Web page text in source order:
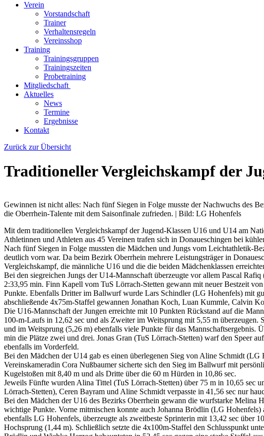
Verein
Vorstandschaft
Trainer
Verhaltensregeln
Vereinsshop
Training
Trainingsgruppen
Trainingszeiten
Probetraining
Mitgliedschaft
Aktuelles
News
Termine
Ergebnisse
Kontakt
Zurück zur Übersicht
Traditioneller Vergleichskampf der
Gewinnen ist nicht alles: Nach fünf Siegen in Folge musste der Nachwuchs des
die Oberrhein-Talente mit dem Saisonfinale zufrieden. | Bild: LG Hohenfels
Mit dem traditionellen Vergleichskampf der Jugend-Klassen U16 und U14 am
Athletinnen und Athleten aus 45 Vereinen trafen sich in Donaueschingen bei
Nach fünf Siegen in Folge mussten die Mädchen und Jungs vom Leichtathletik-
deutlich vorn war. Da beim Bezirk Oberrhein mehrere Leistungsträger in
Vergleichskampf, die männliche U16 und die die beiden Mädchenklassen
Bei den siegreichen Jungs der U14-Mannschaft überzeugte vor allem Pascal
2:33,95 min. Finn Kapell vom TuS Lörrach-Stetten gewann mit neuer Bestzeit
Punkte. Ebenfalls Dritter im Ballwurf wurde Lars Schindler (LG Hohenfels) mit
abschließende 4x75m-Staffel gewannen Jonathan Koch, Luan Kummle, Calvin
Die U16-Mannschaft der Jungen erreichte mit 10 Punkten Rückstand auf die
100-m-Laufs in 12,62 sec und als Zweiter im Weitsprung mit 5,55 m
und im Weitsprung (5,26 m) ebenfalls viele Punkte für das
min die Plätze zwei und drei. Jonas Gran (TuS Lörrach-Stetten) warf den Speer
ebenfalls im Vorderfeld.
Bei den Mädchen der U14 gab es einen überlegenen Sieg von Aline Schmidt
Vereinskameradin Cora Nußbaumer sicherte sich den Sieg im Ballwurf mit
Kugelstoßen mit 8,40 m und als Dritte über die 60 m Hürden in 10,86 sec.
Jeweils Fünfte wurden Alina Tittel (TuS Lörrach-Stetten) über 75 m in 10,65
Lörrach-Stetten), Ceren Bayram und Aline Schmidt verpasste in 41,56 sec nur
Bei den Mädchen der U16 des Bezirks Oberrhein gewann die wurfstarke
wichtige Punkte. Vorne mitmischen konnte auch Johanna Brödlin (LG
ebenfalls LG Hohenfels, überzeugte als zweitbeste Sprinterin mit 13,42 sec
Hochsprung (1,44 m). Schließlich setzte die 4x100m-Staffel den Schlusspunkt